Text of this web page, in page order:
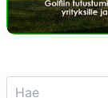
Search